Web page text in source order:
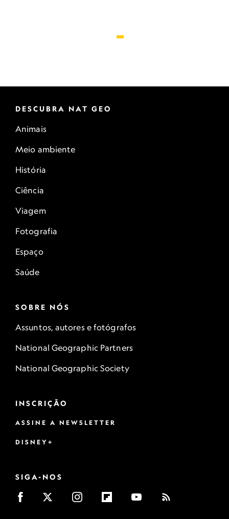
DESCUBRA NAT GEO
Animais
Meio ambiente
História
Ciência
Viagem
Fotografia
Espaço
Saúde
SOBRE NÓS
Assuntos, autores e fotógrafos
National Geographic Partners
National Geographic Society
INSCRIÇÃO
ASSINE A NEWSLETTER
DISNEY+
SIGA-NOS